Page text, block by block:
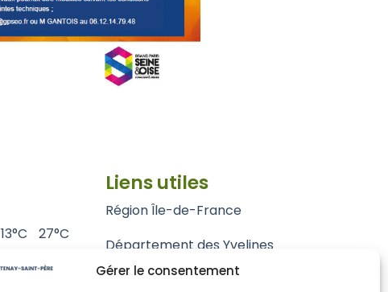
Gérer le consentement
13°C 27°C
Liens utiles
Région Île-de-France
Département des Yvelines
Grand Paris Seine et Oise